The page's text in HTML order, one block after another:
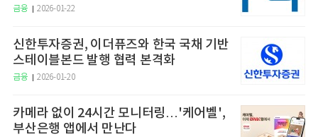
금융 2026-01-22
신한투자증권, 이더퓨즈와 한국 국채 기반
스테이블본드 발행 협력 본격화
금융 2026-01-20
카메라 없이 24시간 모니터링…'케어벨',
부산은행 앱에서 만난다